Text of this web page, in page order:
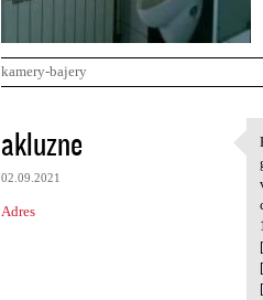
kamery-bajery
K
o
m
e
akluzne
02.09.2021
Adres